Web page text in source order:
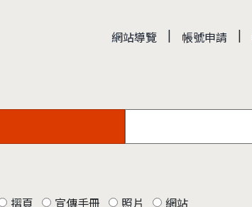
網站導覽 | 帳號申請 |
摺頁 宣傳手冊 照片 網站